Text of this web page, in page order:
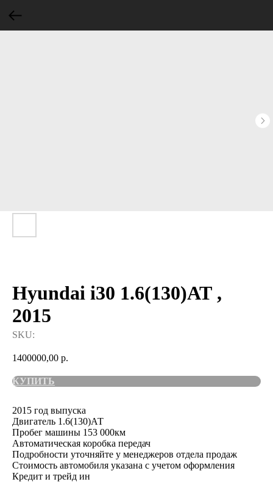
Hyundai i30 1.6(130)АТ ,
2015
SKU:
1400000,00 р.
КУПИТЬ
2015 год выпуска
Двигатель 1.6(130)АТ
Пробег машины 153 000км
Автоматическая коробка передач
Подробности уточняйте у менеджеров отдела продаж
Стоимость автомобиля указана с учетом оформления
Кредит и трейд ин